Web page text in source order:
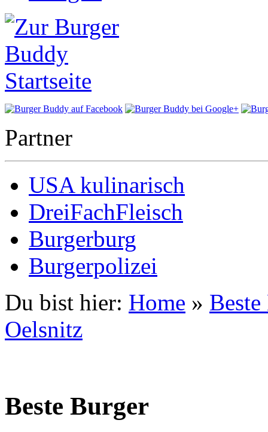
Partner
USA kulinarisch
DreiFachFleisch
Burgerburg
Burgerpolizei
Du bist hier: Home »
Oelsnitz
Beste Burger